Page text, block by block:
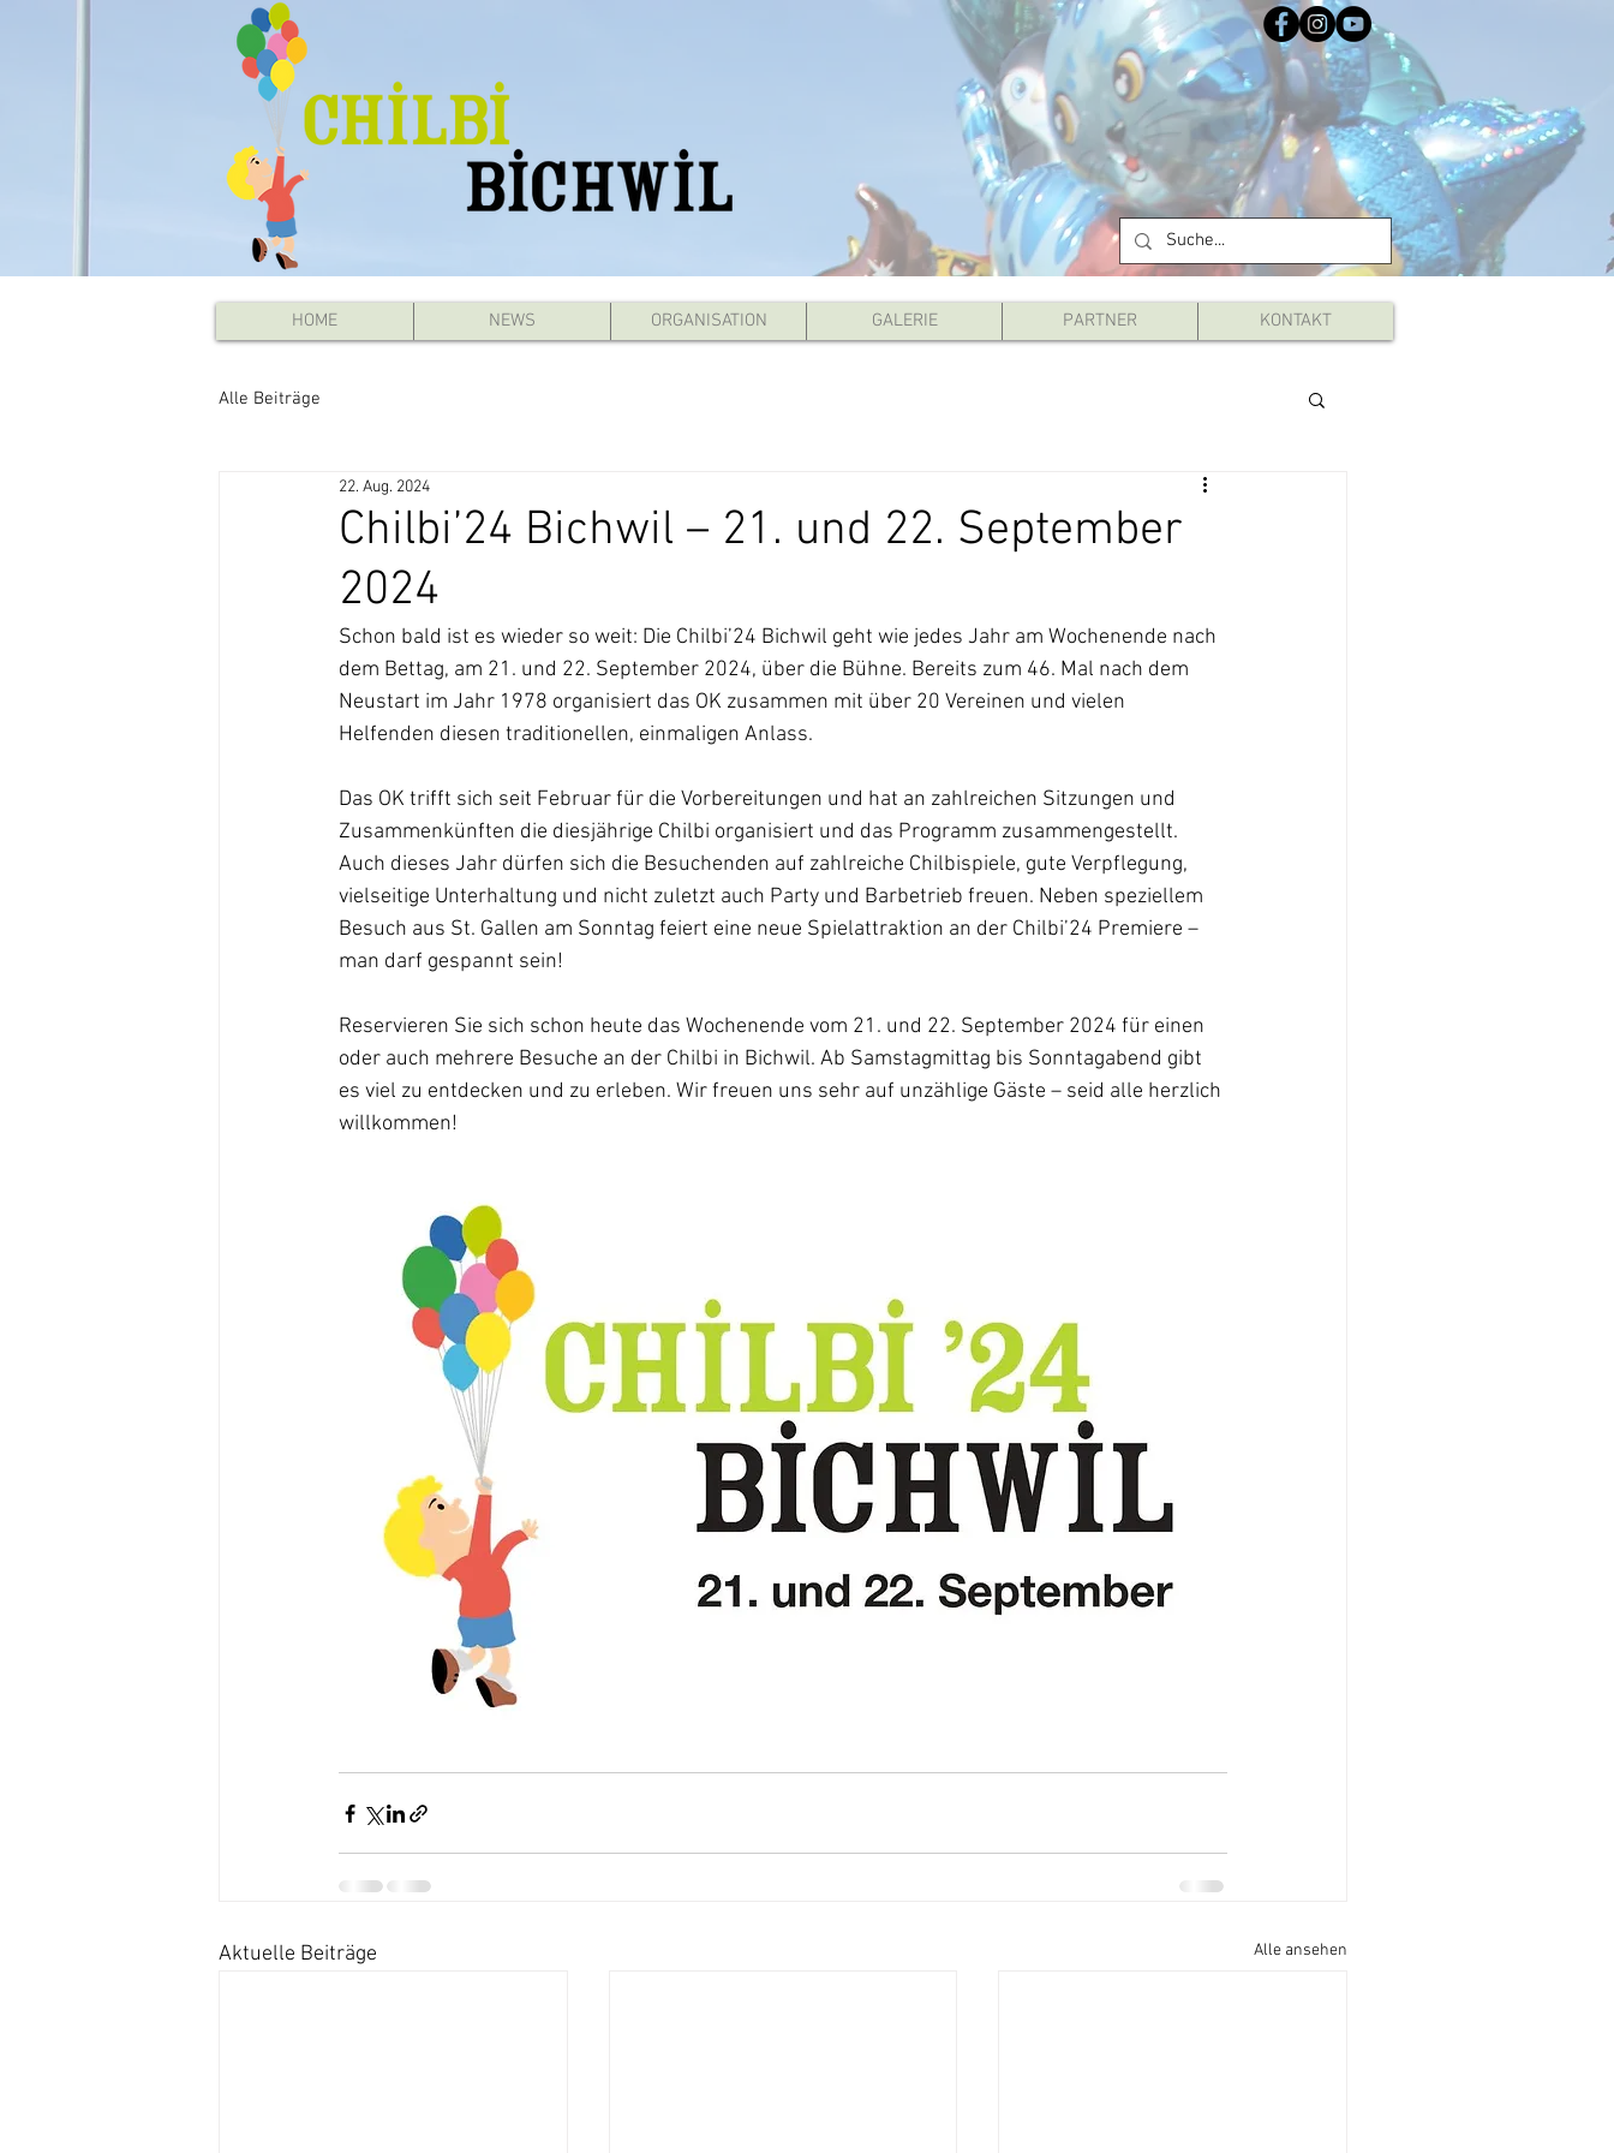
HOME NEWS ORGANISATION GALERIE PARTNER KONTAKT
Alle Beiträge
Chilbi’24 Bichwil – 21. und 22. September
2024
22. Aug. 2024
Schon bald ist es wieder so weit: Die Chilbi’24 Bichwil geht wie jedes Jahr am Wochenende nach
dem Bettag, am 21. und 22. September 2024, über die Bühne. Bereits zum 46. Mal nach dem
Neustart im Jahr 1978 organisiert das OK zusammen mit über 20 Vereinen und vielen
Helfenden diesen traditionellen, einmaligen Anlass.
Das OK trifft sich seit Februar für die Vorbereitungen und hat an zahlreichen Sitzungen und
Zusammenkünften die diesjährige Chilbi organisiert und das Programm zusammengestellt.
Auch dieses Jahr dürfen sich die Besuchenden auf zahlreiche Chilbispiele, gute Verpflegung,
vielseitige Unterhaltung und nicht zuletzt auch Party und Barbetrieb freuen. Neben speziellem
Besuch aus St. Gallen am Sonntag feiert eine neue Spielattraktion an der Chilbi’24 Premiere –
man darf gespannt sein!
Reservieren Sie sich schon heute das Wochenende vom 21. und 22. September 2024 für einen
oder auch mehrere Besuche an der Chilbi in Bichwil. Ab Samstagmittag bis Sonntagabend gibt
es viel zu entdecken und zu erleben. Wir freuen uns sehr auf unzählige Gäste – seid alle herzlich
willkommen!
Aktuelle Beiträge Alle ansehen